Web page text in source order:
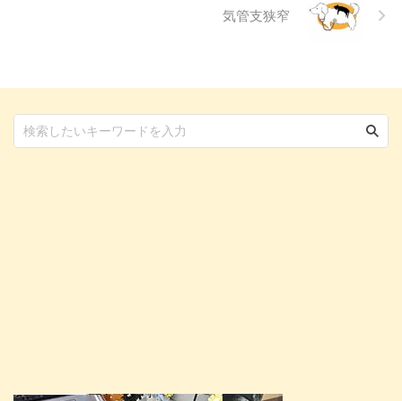
気管支狭窄